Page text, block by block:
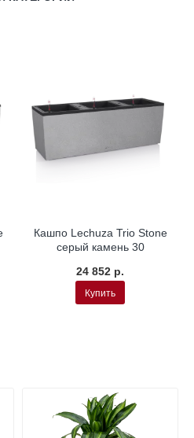
Кашпо Lechuza Trio Stone
серый камень 30
24 852 р.
Купить